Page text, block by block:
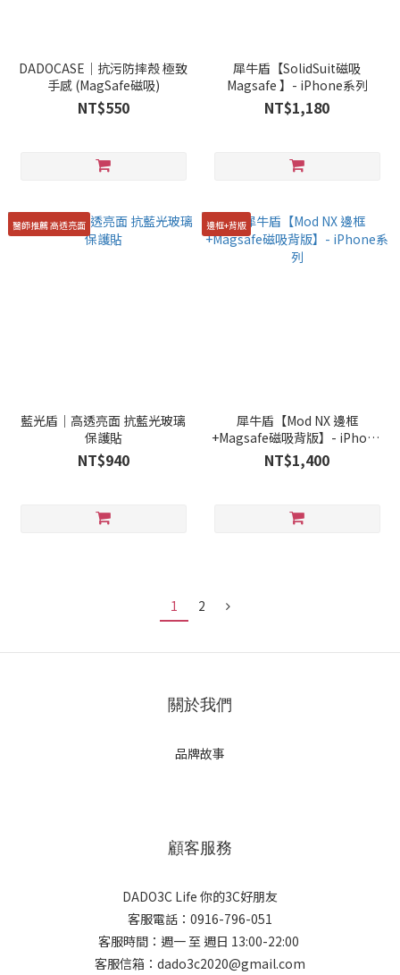
DADOCASE｜抗污防摔殼 極致
手感 (MagSafe磁吸)
NT$550
犀牛盾【SolidSuit磁吸
Magsafe 】- iPhone系列
NT$1,180
醫師推薦 高透亮面
藍光盾｜高透亮面 抗藍光玻璃
保護貼
NT$940
邊框+背版
犀牛盾【Mod NX 邊框
+Magsafe磁吸背版】- iPhone
系列
NT$1,400
1 2
關於我們
品牌故事
顧客服務
DADO3C Life 你的3C好朋友
客服電話：0916-796-051
客服時間：週一 至 週日 13:00-22:00
客服信箱：dado3c2020@gmail.com